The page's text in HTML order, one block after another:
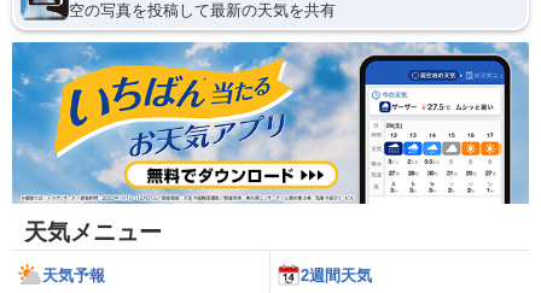
空の写真を投稿して最新の天気を共有
天気メニュー
天気予報 2週間天気